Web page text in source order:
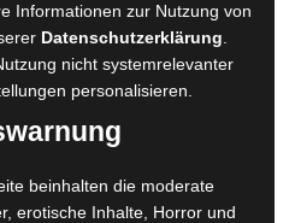
Informationen zur Nutzung von
Datenschutzerklärung
nicht systemrelevanter
personalisieren.
beinhalten die moderate
erotische Inhalte, Horror und